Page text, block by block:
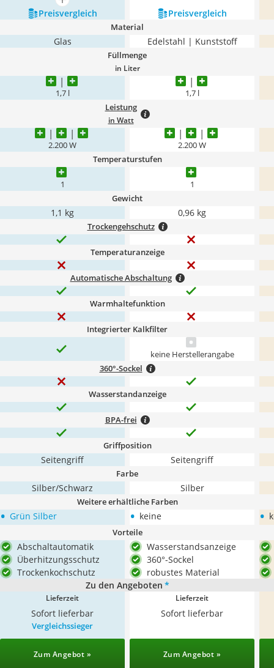
mehr anzeigen
Preis­vergleich
Preis­vergleich
Material
Glas Edelstahl | Kunststoff
Füllmenge
in Liter
1,7 l 1,7 l
Leistung
in Watt
2.200 W 2.200 W
Temperaturstufen
1 1
Gewicht
1,1 kg 0,96 kg
Trockengehschutz
Temperaturanzeige
Automatische Abschaltung
Warmhaltefunktion
Integrierter Kalkfilter
keine Herstellerangabe
360°-Sockel
Wasserstandanzeige
BPA-frei
Griffposition
Seitengriff Seitengriff
Farbe
Silber/Schwarz Silber
Weitere erhältliche Farben
• Grün Silber • keine •
Vorteile
Abschaltautomatik
Überhitzungsschutz
Trockenkochschutz
Wasserstandsanzeige
360°-Sockel
robustes Material
Zu den Angeboten *
Lieferzeit
Sofort lieferbar
Lieferzeit
Sofort lieferbar
Vergleichssieger
Zum Angebot » Zum Angebot »